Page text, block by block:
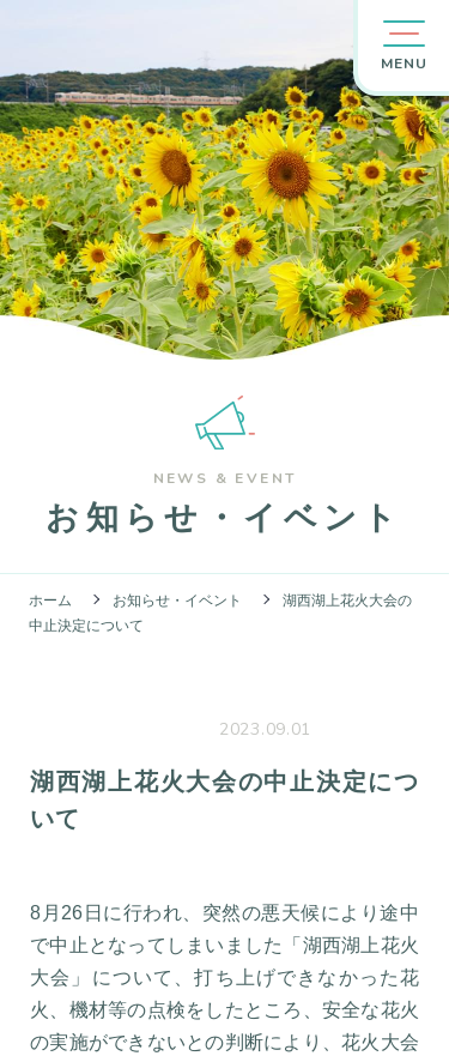
MENU
NEWS & EVENT
お知らせ・イベント
ホーム お知らせ・イベント
湖西湖上花火大会の
中止決定について
2023.09.01
湖西湖上花火大会の中止決定につ
いて
8月26日に行われ、突然の悪天候により途中
で中止となってしまいました「湖西湖上花火
大会」について、打ち上げできなかった花
火、機材等の点検をしたところ、安全な花火
の実施ができないとの判断により、花火大会